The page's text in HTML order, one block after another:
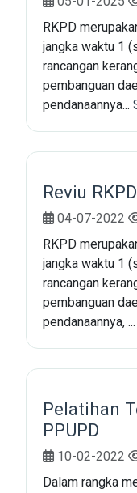
RKPD
jangka waktu 1
rancangan
pembanguan
pendanaannya...
Reviu RKPD
04-07-2022
RKPD
jangka waktu 1
rancangan
pembanguan
pendanaannya, ...
Pelatihan
PPUPD
10-02-2022
Dalam rangka